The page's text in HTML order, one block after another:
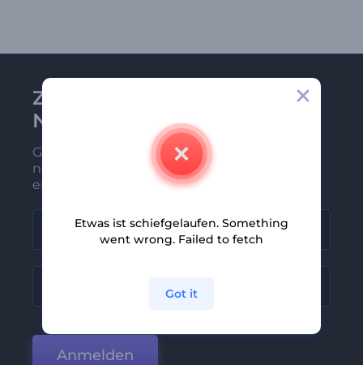
Zu Renderforest-
Newsletter anmelden
Gehören Sie zu den Ersten, die unsere
neuesten Nachrichten und Angebote
erhalten
Anmelden
Etwas ist schiefgelaufen. Something
went wrong. Failed to fetch
Got it